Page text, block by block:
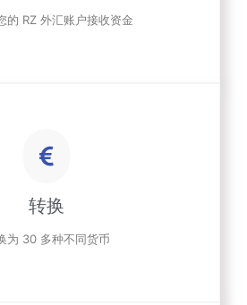
的 RZ 外汇账户接收资金
转换
为 30 多种不同货币